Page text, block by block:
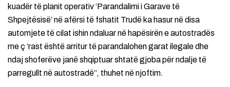
kuadër të planit operativ ‘Parandalimi i Garave të
Shpejtësisë’ në afërsi të fshatit Trudë ka hasur në disa
automjete të cilat ishin ndaluar në hapësirën e autostradës
me ç ‘rast është arritur të parandalohen garat ilegale dhe
ndaj shoferëve janë shqiptuar shtatë gjoba për ndalje të
parregullt në autostradë”, thuhet në njoftim.